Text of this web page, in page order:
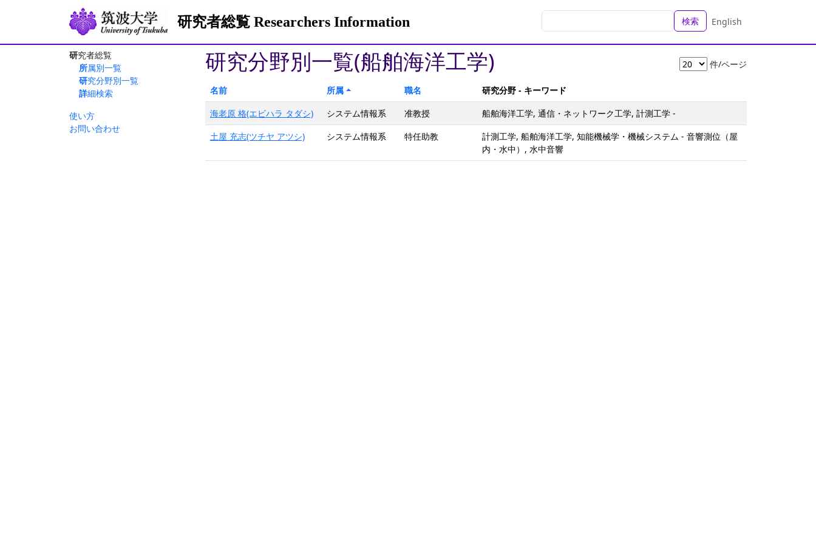
研究者総覧 Researchers Information 検索 English
研究者総覧
所属別一覧
研究分野別一覧
詳細検索
使い方
お問い合わせ
研究分野別一覧(船舶海洋工学) 件/ページ
名前 所属 職名
研究分野 - キーワード
海老原 格(エビハラ タダシ)
システム情報系 准教授
船舶海洋工学, 通信・ネットワーク工学, 計測工学 -
土屋 充志(ツチヤ アツシ)
システム情報系 特任助教
計測工学, 船舶海洋工学, 知能機械学・機械システム - 音響測位（屋
内・水中）, 水中音響